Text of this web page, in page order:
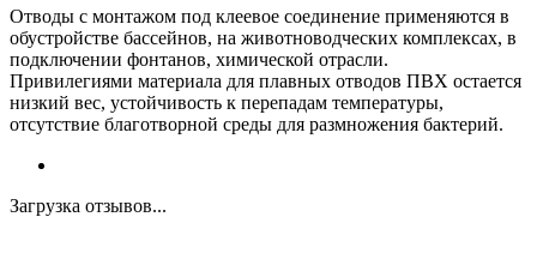
Отводы с монтажом под клеевое соединение применяются в
обустройстве бассейнов, на животноводческих комплексах, в
подключении фонтанов, химической отрасли.
Привилегиями материала для плавных отводов ПВХ остается
низкий вес, устойчивость к перепадам температуры,
отсутствие благотворной среды для размножения бактерий.
Загрузка отзывов...